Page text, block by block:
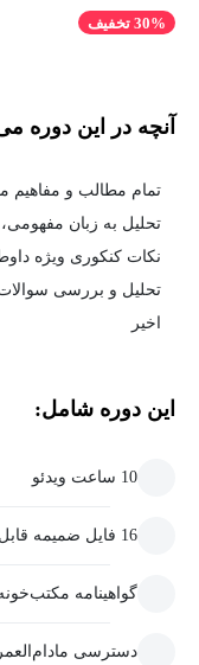
30% تخفیف
آنچه در این دوره
تمام مطالب و مفاهیم
تحلیل به زبان
نکات کنکوری ویژه
تحلیل و بررسی
اخیر
این دوره شامل:
10 ساعت ویدئو
16 فایل ضمیمه قابل دانلود
گواهینامه
دسترسی